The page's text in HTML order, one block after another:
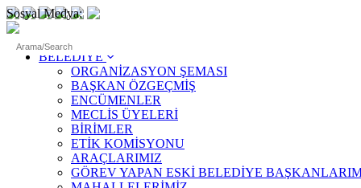
Sosyal Medya:
ANASAYFA
BELEDİYE
ORGANİZASYON ŞEMASI
BAŞKAN ÖZGEÇMİŞ
ENCÜMENLER
MECLİS ÜYELERİ
BİRİMLER
ETİK KOMİSYONU
ARAÇLARIMIZ
GÖREV YAPAN ESKİ BELEDİYE